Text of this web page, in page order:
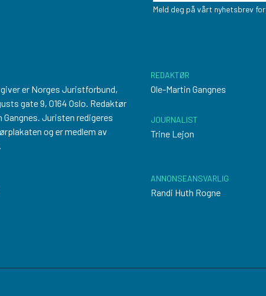
Meld deg på vårt nyhetsbrev
er Norges Juristforbund,
gate 9, 0164 Oslo. Redaktør
Gangnes. Juristen redigeres
og er medlem av
REDAKTØR
Ole-Martin Gangnes
JOURNALIST
Trine Lejon
ANNONSEANSVARLIG
Randi Huth Rogne